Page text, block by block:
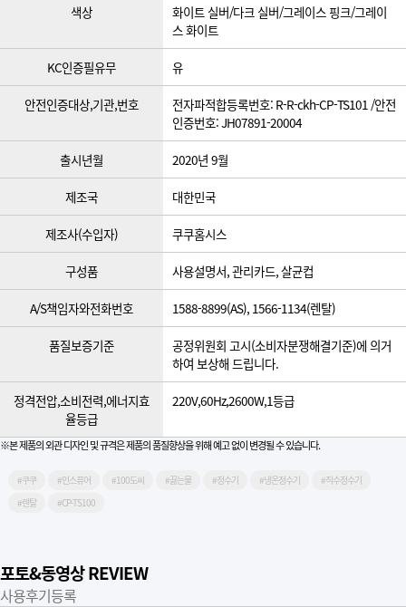
색상
화이트 실버/다크 실버/그레이스 핑크/그레이
스 화이트
KC인증필유무 유
안전인증대상,기관,번호
전자파적합등록번호: R-R-ckh-CP-TS101 /안전
인증번호: JH07891-20004
출시년월 2020년 9월
제조국 대한민국
제조사(수입자) 쿠쿠홈시스
구성품 사용설명서, 관리카드, 살균컵
A/S책임자와전화번호 1588-8899(AS), 1566-1134(렌탈)
품질보증기준
공정위원회 고시(소비자분쟁해결기준)에 의거
하여 보상해 드립니다.
정격전압,소비전력,에너지효
율등급
220V,60Hz,2600W,1등급
※본 제품의 외관 디자인 및 규격은 제품의 품질향상을 위해 예고 없이 변경될 수 있습니다.
#쿠쿠 #인스퓨어 #100도씨 #끓는물 #정수기 #냉온정수기
#직수정수기
#렌탈
#CP-TS100
포토&동영상 REVIEW
사용후기등록